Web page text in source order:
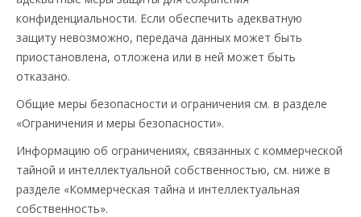
конфиденциальности. Если обеспечить адекватную
защиту невозможно, передача данных может быть
приостановлена, отложена или в ней может быть
отказано.
Общие меры безопасности и ограничения см. в разделе
«Ограничения и меры безопасности».
Информацию об ограничениях, связанных с коммерческой
тайной и интеллектуальной собственностью, см. ниже в
разделе «Коммерческая тайна и интеллектуальная
собственность».